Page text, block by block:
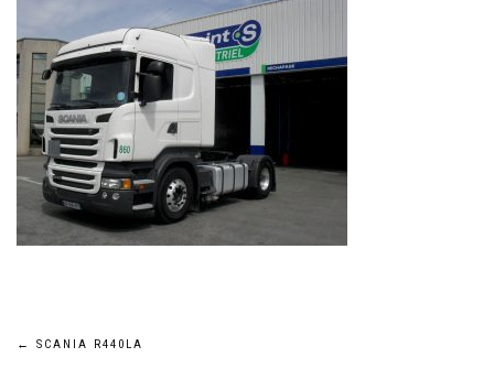
Navigation
← SCANIA R440LA